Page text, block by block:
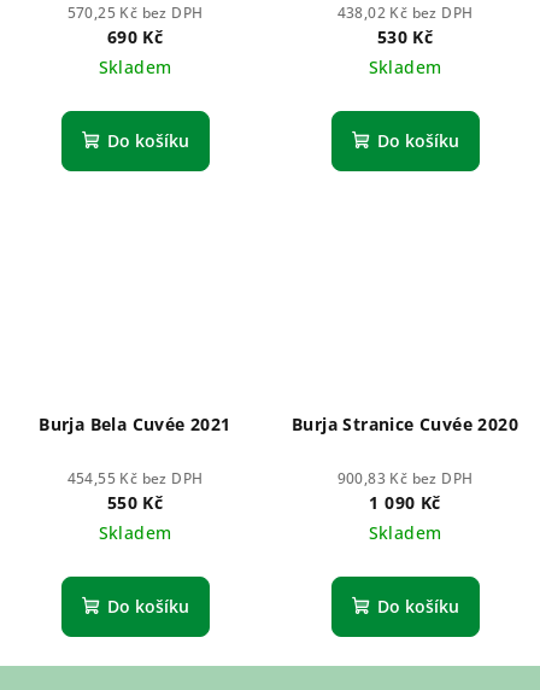
570,25 Kč bez DPH
690 Kč
Skladem
Do košíku
438,02 Kč bez DPH
530 Kč
Skladem
Do košíku
Burja Bela Cuvée 2021
454,55 Kč bez DPH
550 Kč
Skladem
Do košíku
Burja Stranice Cuvée 2020
900,83 Kč bez DPH
1 090 Kč
Skladem
Do košíku